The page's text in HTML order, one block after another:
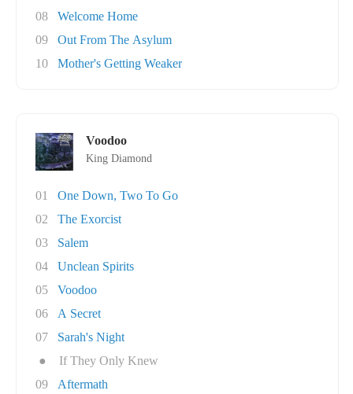
08
Welcome Home
09
Out From The Asylum
10
Mother's Getting Weaker
Voodoo
King Diamond
01
One Down, Two To Go
02
The Exorcist
03
Salem
04
Unclean Spirits
05
Voodoo
06
A Secret
07
Sarah's Night
●
If They Only Knew
09
Aftermath